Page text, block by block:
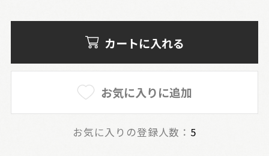
カートに入れる
お気に入りに追加
お気に入りの登録人数： 5